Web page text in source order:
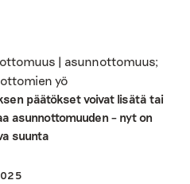
| asunnottomuus;
yö
päätökset voivat lisätä tai
asunnottomuuden – nyt on
suunta